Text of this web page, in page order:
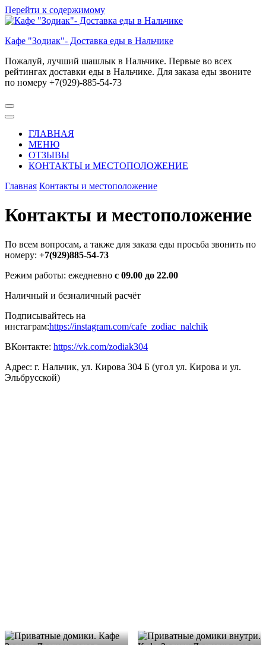
Перейти к содержимому
Кафе "Зодиак"- Доставка еды в Нальчике
Пожалуй, лучший шашлык в Нальчике. Первые во всех
рейтингах доставки еды в Нальчике. Для заказа еды звоните
по номеру +7(929)-885-54-73
ГЛАВНАЯ
МЕНЮ
ОТЗЫВЫ
КОНТАКТЫ и МЕСТОПОЛОЖЕНИЕ
Главная Контакты и местоположение
Контакты и местоположение
По всем вопросам, а также для заказа еды просьба звонить по
номеру: +7(929)885-54-73
Режим работы: ежедневно с 09.00 до 22.00
Наличный и безналичный расчёт
Подписывайтесь на
инстаграм:https://instagram.com/cafe_zodiac_nalchik
ВКонтакте: https://vk.com/zodiak304
Адрес: г. Нальчик, ул. Кирова 304 Б (угол ул. Кирова и ул.
Эльбрусской)